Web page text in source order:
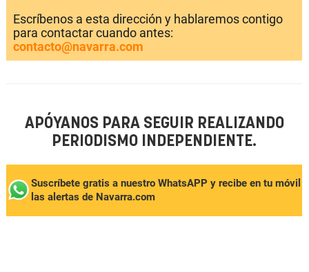
Escríbenos a esta dirección y hablaremos contigo
para contactar cuando antes:
contacto@navarra.com
APÓYANOS PARA SEGUIR REALIZANDO
PERIODISMO INDEPENDIENTE.
Suscríbete gratis a nuestro WhatsAPP y recibe en tu móvil
las alertas de Navarra.com